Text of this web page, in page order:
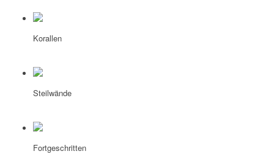
Korallen
Steilwände
Fortgeschritten